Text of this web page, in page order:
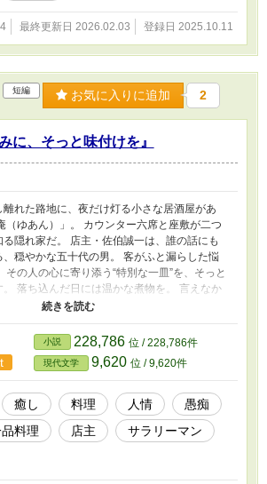
最終更新日 2026.02.03 登録日 2025.10.11
短編 お気に入りに追加 2
に、そっと味付けを』
れた路地に、夜だけ灯る小さな居酒屋があ
（ゆあん）」。 カウンター六席と座敷が二つ
隠れ家だ。 店主・佐伯誠一は、誰の話にも
穏やかな五十代の男。 客がふと漏らした悩
その人の心に寄り添う“特別な一皿”を、そっと
。 落ち込んだ日には温かな煮物を。 言えなか
い小鉢を。 泣きたい夜には、優しく染みる出
出される料理は、どれも注文できない。 け
くするための一皿だ。 何気ない悩みにも、小
。 これは、人と料理がつむぐ温かなドラマ。
ほぐす、“癒しの物語”である。
小説 228,786 位 / 228,786件
現代文学 9,620 位 / 9,620件
癒し 料理 人情
愚痴
料理 店主
サラリーマン